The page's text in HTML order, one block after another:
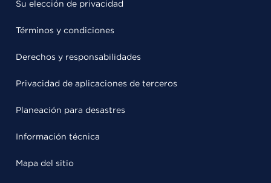
Su elección de privacidad
Términos y condiciones
Derechos y responsabilidades
Privacidad de aplicaciones de terceros
Planeación para desastres
Información técnica
Mapa del sitio